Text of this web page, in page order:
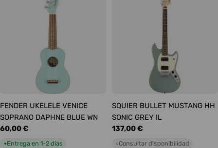
FENDER UKELELE VENICE
SOPRANO DAPHNE BLUE WN
Precio
habitual
60,00 €
●Entrega en 1-2 días
SQUIER BULLET MUSTANG HH
SONIC GREY IL
Precio
habitual
137,00 €
○Consultar disponibilidad